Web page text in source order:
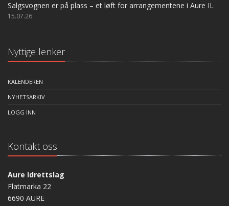
Salgsvognen er på plass – et løft for arrangementene i Aure IL
15.07.26
Nyttige lenker
KALENDEREN
NYHETSARKIV
LOGG INN
Kontakt oss
Aure Idrettslag
Flatmarka 22
6690 AURE